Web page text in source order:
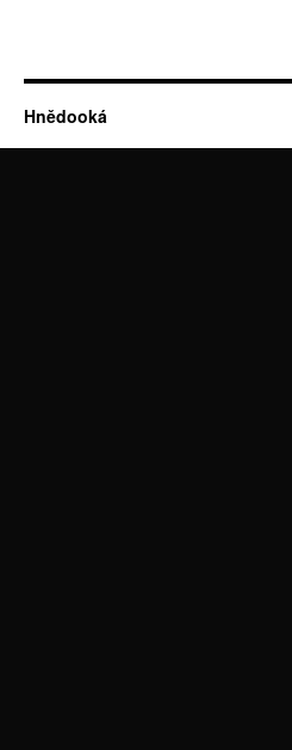
Hnědooká